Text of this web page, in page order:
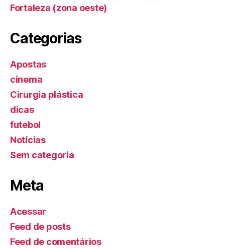
Fortaleza (zona oeste)
Categorias
Apostas
cinema
Cirurgia plástica
dicas
futebol
Notícias
Sem categoria
Meta
Acessar
Feed de posts
Feed de comentários